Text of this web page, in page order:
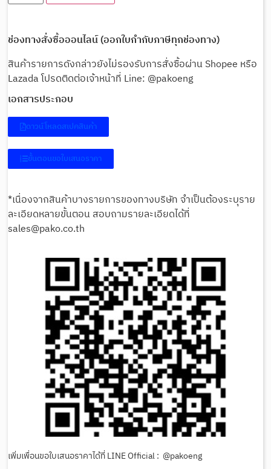
ช่องทางสั่งซื้อออนไลน์ (ออกใบกำกับภาษีทุกช่องทาง)
สินค้ารายการดังกล่าวยังไม่รองรับการสั่งซื้อผ่าน Shopee หรือ
Lazada โปรดติดต่อเจ้าหน้าที่ Line: @pakoeng
เอกสารประกอบ
ดาวน์โหลดสเปคสินค้า
ขั้นตอนขอใบเสนอราคา
*เนื่องจากสินค้าบางรายการของทางบริษัท จำเป็นต้องระบุราย
ละเอียดหลายขั้นตอน สอบถามรายละเอียดได้ที่
sales@pako.co.th
เพิ่มเพื่อนขอใบเสนอราคาได้ที่ LINE Official : @pakoeng